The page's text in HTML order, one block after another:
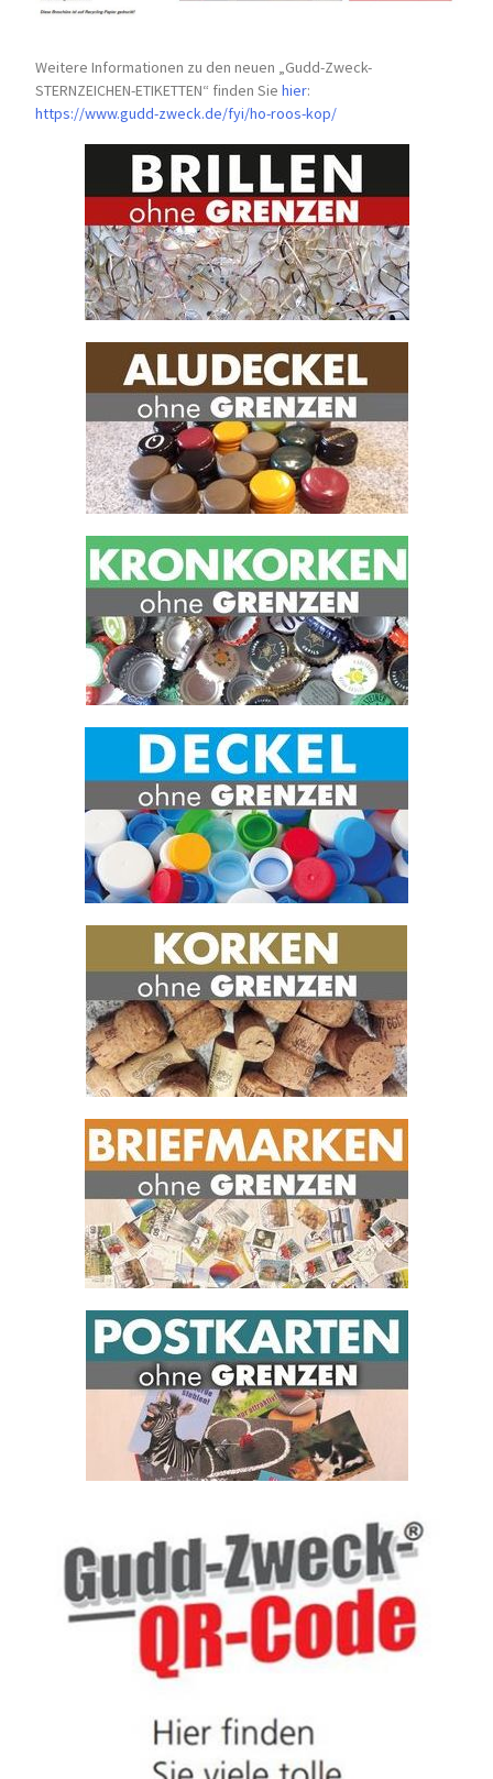
Weitere Informationen zu den neuen „Gudd-Zweck-
STERNZEICHEN-ETIKETTEN“ finden Siehier:
https://www.gudd-zweck.de/fyi/ho-roos-kop/